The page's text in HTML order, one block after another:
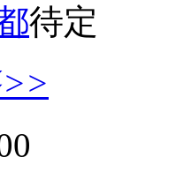
待定